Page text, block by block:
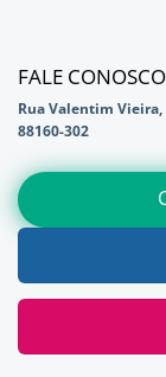
FALE CONOSCO
Rua Valentim Vieira,
88160-302